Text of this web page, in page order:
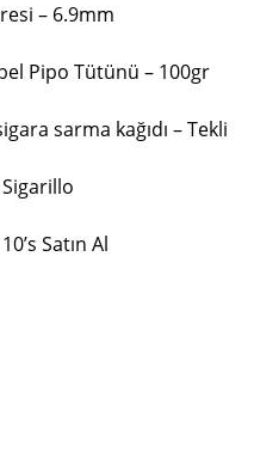
– 6.9mm
Pipo Tütünü – 100gr
sarma kağıdı – Tekli
Satın Al